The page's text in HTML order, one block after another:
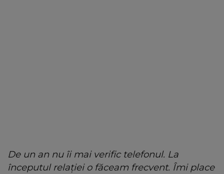
De un an nu îi mai verific telefonul. La
începutul relației o făceam frecvent. Îmi place